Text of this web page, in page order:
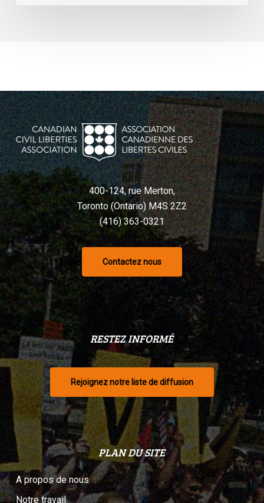
400-124, rue Merton,
Toronto (Ontario) M4S 2Z2
(416) 363-0321
Contactez nous
RESTEZ INFORMÉ
Rejoignez notre liste de diffusion
PLAN DU SITE
A propos de nous
Notre travail